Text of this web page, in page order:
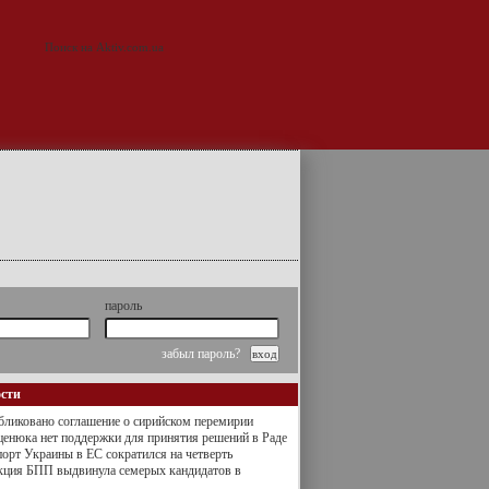
пароль
забыл пароль?
соглашение о сирийском перемирии
нет поддержки для принятия решений в Раде
Украины в ЕС сократился на четверть
БПП выдвинула семерых кандидатов в